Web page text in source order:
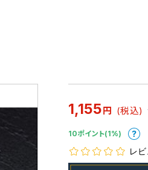
1,155円 (税込)
10ポイント(1%)
レ